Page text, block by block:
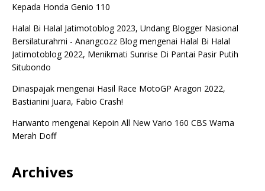
Kepada Honda Genio 110
Halal Bi Halal Jatimotoblog 2023, Undang Blogger Nasional
Bersilaturahmi - Anangcozz Blogmengenai Halal Bi Halal
Jatimotoblog 2022, Menikmati Sunrise Di Pantai Pasir Putih
Situbondo
Dinaspajak mengenai Hasil Race MotoGP Aragon 2022,
Bastianini Juara, Fabio Crash!
Harwanto mengenai Kepoin All New Vario 160 CBS Warna
Merah Doff
Archives